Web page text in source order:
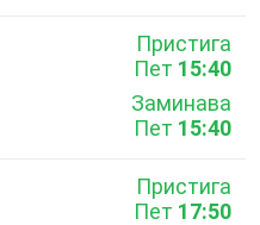
Пристига
Пет 15:40
Заминава
Пет 15:40
Пристига
Пет 17:50